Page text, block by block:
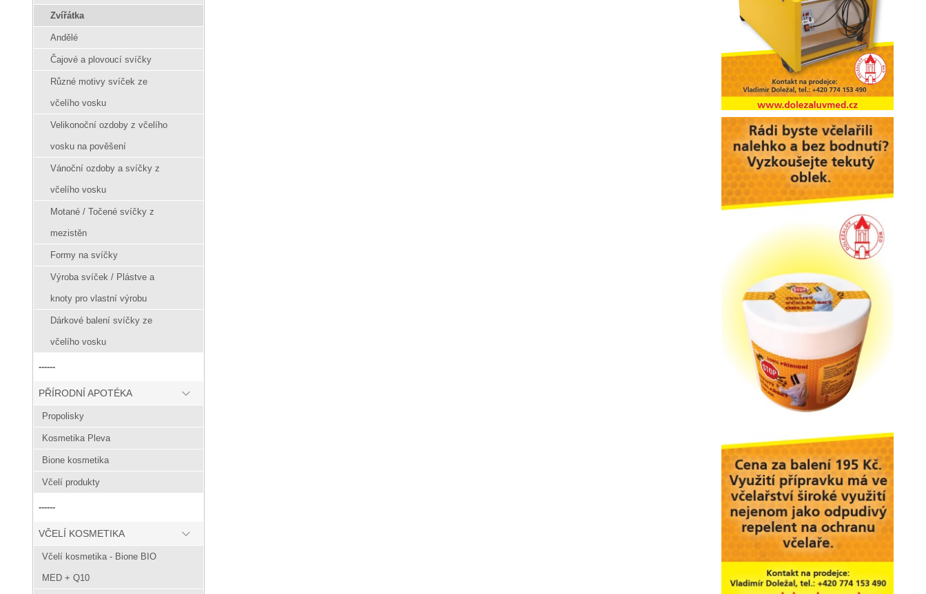
Zvířátka
Andělé
Čajové a plovoucí svíčky
Různé motivy svíček ze
včelího vosku
Velikonoční ozdoby z včelího
vosku na pověšení
Vánoční ozdoby a svíčky z
včelího vosku
Motané / Točené svíčky z
mezistěn
Formy na svíčky
Výroba svíček / Plástve a
knoty pro vlastní výrobu
Dárkové balení svíčky ze
včelího vosku
------
PŘÍRODNÍ APOTÉKA
Propolisky
Kosmetika Pleva
Bione kosmetika
Včelí produkty
------
VČELÍ KOSMETIKA
Včelí kosmetika - Bione BIO
MED + Q10